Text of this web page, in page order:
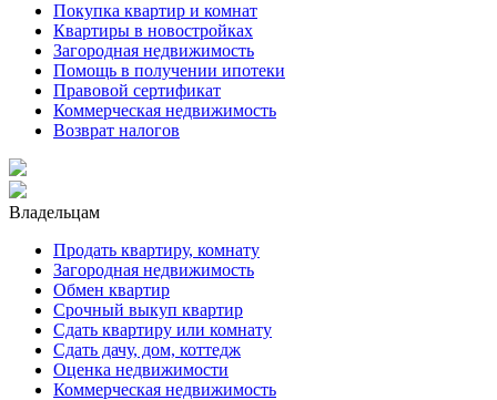
Покупка квартир и комнат
Квартиры в новостройках
Загородная недвижимость
Помощь в получении ипотеки
Правовой сертификат
Коммерческая недвижимость
Возврат налогов
Владельцам
Продать квартиру, комнату
Загородная недвижимость
Обмен квартир
Срочный выкуп квартир
Сдать квартиру или комнату
Сдать дачу, дом, коттедж
Оценка недвижимости
Коммерческая недвижимость